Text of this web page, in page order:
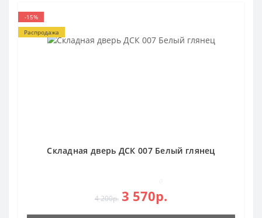
-15%
Распродажа
Складная дверь ДСК 007 Белый глянец
4 200р. 3 570р.